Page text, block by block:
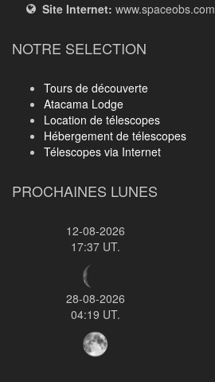
Site Internet: www.spaceobs.com
NOTRE SELECTION
Tours de découverte
Atacama Lodge
Location de télescopes
Hébergement de télescopes
Télescopes via Internet
PROCHAINES LUNES
12-08-2026
17:37 UT.
28-08-2026
04:19 UT.